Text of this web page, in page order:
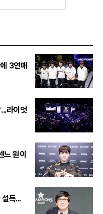
3연패
라이엇
원이
득...